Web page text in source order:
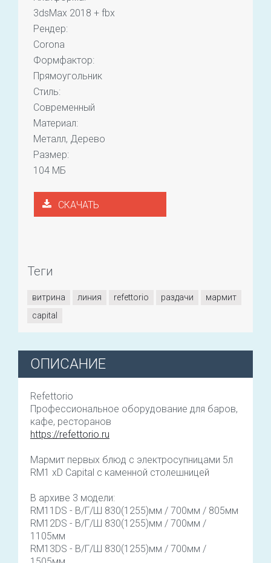
3dsMax 2018 + fbx
Рендер:
Corona
Формфактор:
Прямоугольник
Стиль:
Современный
Материал:
Металл, Дерево
Размер:
104 МБ
СКАЧАТЬ
Теги
витрина линия refettorio раздачи
мармит
сapital
ОПИСАНИЕ
Refettorio
Профессиональное оборудование для баров,
кафе, ресторанов
https://refettorio.ru
Мармит первых блюд с электросупницами 5л
RM1 хD Capital с каменной столешницей
В архиве 3 модели:
RM11DS - В/Г/Ш 830(1255)мм / 700мм / 805мм
RM12DS - В/Г/Ш 830(1255)мм / 700мм /
1105мм
RM13DS - В/Г/Ш 830(1255)мм / 700мм /